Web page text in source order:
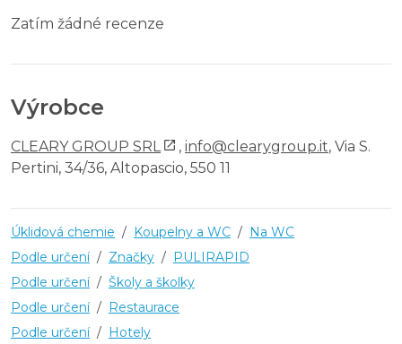
Zatím žádné recenze
Výrobce
CLEARY GROUP SRL , info@clearygroup.it, Via S.
Pertini, 34/36, Altopascio, 550 11
Úklidová chemie / Koupelny a WC / Na WC
Podle určení / Značky / PULIRAPID
Podle určení / Školy a školky
Podle určení / Restaurace
Podle určení / Hotely